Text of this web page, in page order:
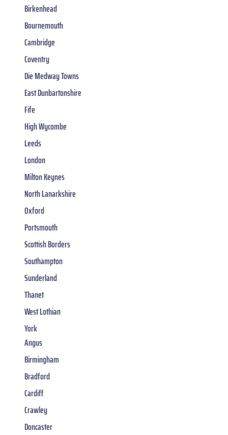
Birkenhead
Bournemouth
Cambridge
Coventry
Die Medway Towns
East Dunbartonshire
Fife
High Wycombe
Leeds
London
Milton Keynes
North Lanarkshire
Oxford
Portsmouth
Scottish Borders
Southampton
Sunderland
Thanet
West Lothian
York
Angus
Birmingham
Bradford
Cardiff
Crawley
Doncaster